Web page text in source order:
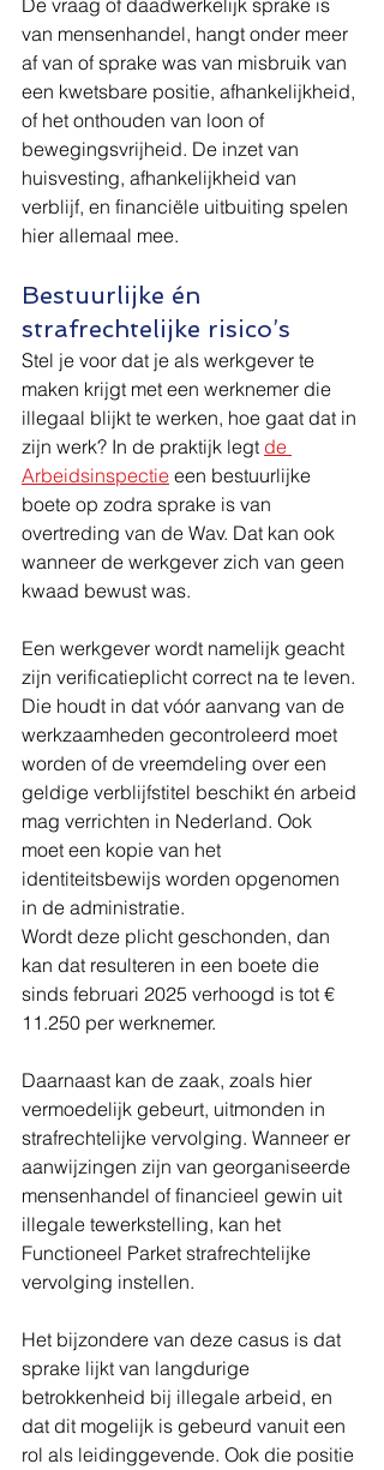
De vraag of daadwerkelijk sprake is
van mensenhandel, hangt onder meer
af van of sprake was van misbruik van
een kwetsbare positie, afhankelijkheid,
of het onthouden van loon of
bewegingsvrijheid. De inzet van
huisvesting, afhankelijkheid van
verblijf, en financiële uitbuiting spelen
hier allemaal mee.
Bestuurlijke én
strafrechtelijke risico’s
Stel je voor dat je als werkgever te
maken krijgt met een werknemer die
illegaal blijkt te werken, hoe gaat dat in
zijn werk? In de praktijk legt de
Arbeidsinspectie een bestuurlijke
boete op zodra sprake is van
overtreding van de Wav. Dat kan ook
wanneer de werkgever zich van geen
kwaad bewust was.
Een werkgever wordt namelijk geacht
zijn verificatieplicht correct na te leven.
Die houdt in dat vóór aanvang van de
werkzaamheden gecontroleerd moet
worden of de vreemdeling over een
geldige verblijfstitel beschikt én arbeid
mag verrichten in Nederland. Ook
moet een kopie van het
identiteitsbewijs worden opgenomen
in de administratie.
Wordt deze plicht geschonden, dan
kan dat resulteren in een boete die
sinds februari 2025 verhoogd is tot €
11.250 per werknemer.
Daarnaast kan de zaak, zoals hier
vermoedelijk gebeurt, uitmonden in
strafrechtelijke vervolging. Wanneer er
aanwijzingen zijn van georganiseerde
mensenhandel of financieel gewin uit
illegale tewerkstelling, kan het
Functioneel Parket strafrechtelijke
vervolging instellen.
Het bijzondere van deze casus is dat
sprake lijkt van langdurige
betrokkenheid bij illegale arbeid, en
dat dit mogelijk is gebeurd vanuit een
rol als leidinggevende. Ook die positie